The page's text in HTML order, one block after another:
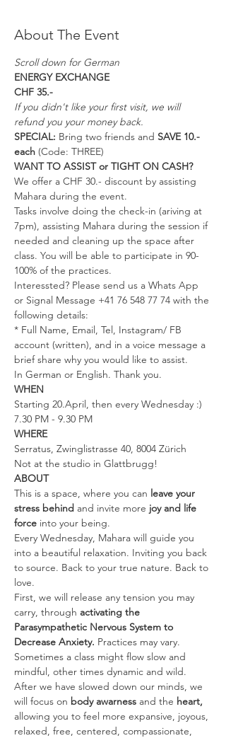
About The Event
Scroll down for German
ENERGY EXCHANGE
CHF 35.-
If you didn't like your first visit, we will
refund you your money back.
SPECIAL: Bring two friends and SAVE 10.-
each (Code: THREE)
WANT TO ASSIST or TIGHT ON CASH?
We offer a CHF 30.- discount by assisting
Mahara during the event.
Tasks involve doing the check-in (ariving at
7pm), assisting Mahara during the session if
needed and cleaning up the space after
class. You will be able to participate in 90-
100% of the practices.
Interessted? Please send us a Whats App
or Signal Message +41 76 548 77 74 with the
following details:
* Full Name, Email, Tel, Instagram/ FB
account (written), and in a voice message a
brief share why you would like to assist.
In German or English. Thank you.
WHEN
Starting 20.April, then every Wednesday :)
7.30 PM - 9.30 PM
WHERE
Serratus, Zwinglistrasse 40, 8004 Zürich
Not at the studio in Glattbrugg!
ABOUT
This is a space, where you can leave your
stress behind and invite more joy and life
force into your being.
Every Wednesday, Mahara will guide you
into a beautiful relaxation. Inviting you back
to source. Back to your true nature. Back to
love.
First, we will release any tension you may
carry, through activating the
Parasympathetic Nervous System to
Decrease Anxiety. Practices may vary.
Sometimes a class might flow slow and
mindful, other times dynamic and wild.
After we have slowed down our minds, we
will focus on body awarness and the heart,
allowing you to feel more expansive, joyous,
relaxed, free, centered, compassionate,